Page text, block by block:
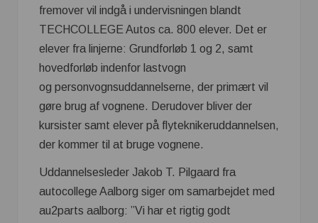
fremover vil indgå i undervisningen blandt
TECHCOLLEGE Autos ca. 800 elever. Det er
elever fra linjerne: Grundforløb 1 og 2, samt
hovedforløb indenfor lastvogn
og personvognsuddannelserne, der primært vil
gøre brug af vognene. Derudover bliver der
kursister samt elever på flyteknikeruddannelsen,
der kommer til at bruge vognene.
Uddannelsesleder Jakob T. Pilgaard fra
autocollege Aalborg siger om samarbejdet med
au2parts aalborg: ”Vi har et rigtig godt